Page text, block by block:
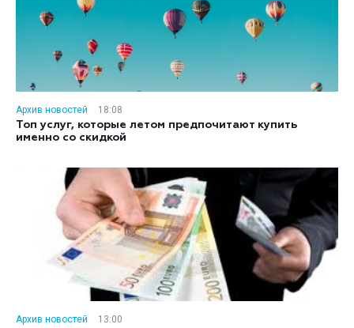
Архив новостей
18:08
Топ услуг, которые летом предпочитают купить
именно со скидкой
Архив новостей
13:00